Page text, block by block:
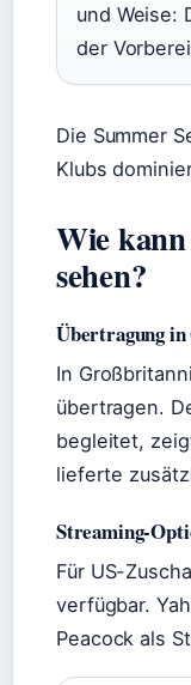
und Weise:
der
Die Summer
Klubs
Wie
sehen?
Übertragung
In
übertragen.
begleitet,
lieferte
Streaming-
Für US-
verfügbar.
Peacock als